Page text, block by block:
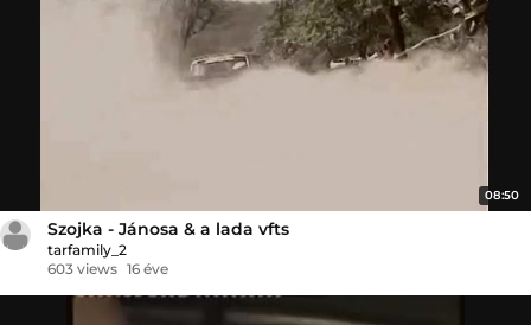
08:50
Szojka - Jánosa & a lada vfts
tarfamily_2
603 views 16 éve